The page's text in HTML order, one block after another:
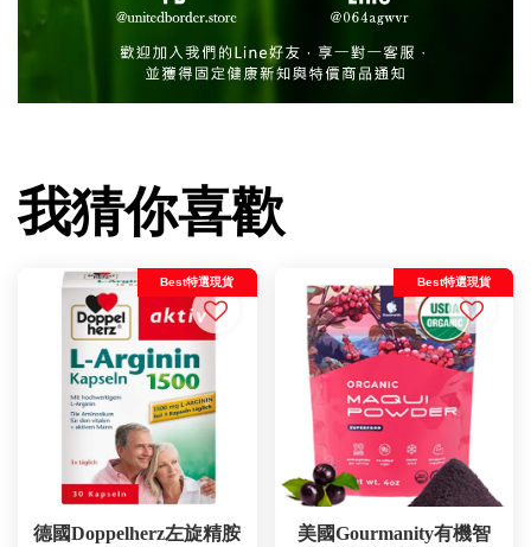
我猜你喜歡
Best特選現貨
德國Doppelherz左旋精胺
Best特選現貨
美國Gourmanity有機智